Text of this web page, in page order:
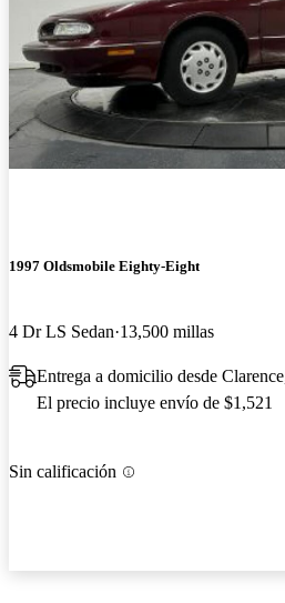
1997 Oldsmobile Eighty-Eight
4 Dr LS Sedan 13,500 millas
Entrega a domicilio desde
El precio incluye envío de $1,521
Sin calificación